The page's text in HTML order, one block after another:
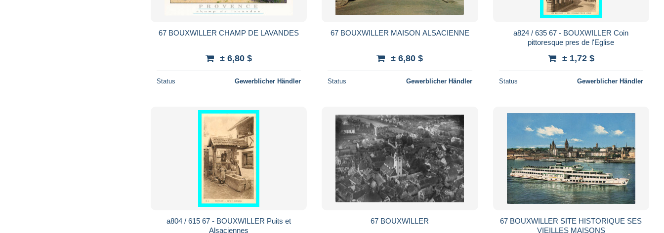
67 BOUXWILLER CHAMP DE LAVANDES
± 6,80 $
Status Gewerblicher Händler
67 BOUXWILLER MAISON ALSACIENNE
± 6,80 $
Status Gewerblicher Händler
a824 / 635 67 - BOUXWILLER Coin
pittoresque pres de l'Eglise
± 1,72 $
Status Gewerblicher Händler
a804 / 615 67 - BOUXWILLER Puits et
Alsaciennes
67 BOUXWILLER
67 BOUXWILLER SITE HISTORIQUE SES
VIEILLES MAISONS